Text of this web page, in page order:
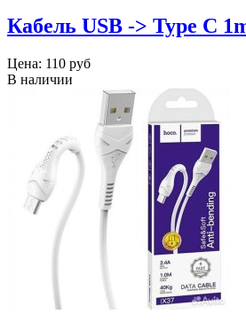
Кабель USB -> Type C
Цена: 110 руб
В наличии